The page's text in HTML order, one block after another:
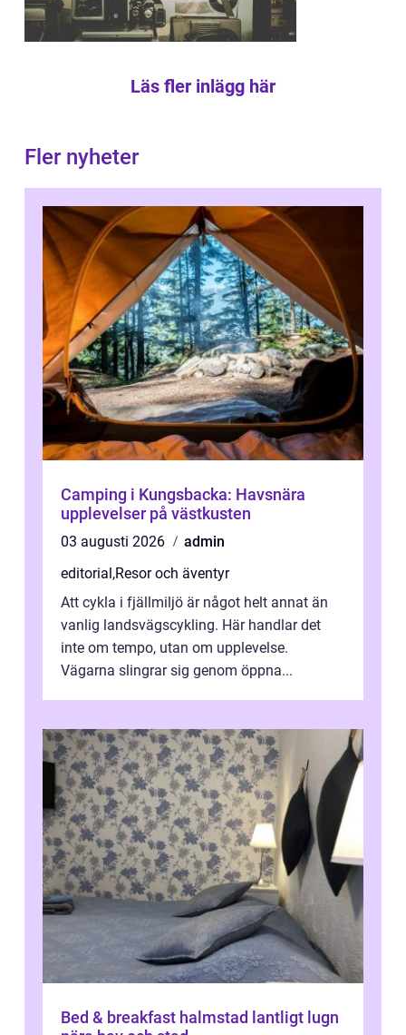
Läs fler inlägg här
Fler nyheter
Camping i Kungsbacka: Havsnära
upplevelser på västkusten
03 augusti 2026
admin
editorial,Resor och äventyr
Att cykla i fjällmiljö är något helt annat än
vanlig landsvägscykling. Här handlar det
inte om tempo, utan om upplevelse.
Vägarna slingrar sig genom öppna...
Bed & breakfast halmstad lantligt lugn